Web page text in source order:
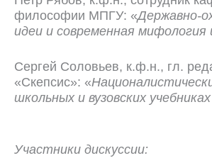
философии МПГУ: «Державно-
идеи и современная мифология
Сергей Соловьев, к.ф.н., гл.
«Скепсис»: «
школьных и вузовских
Участники дискуссии: